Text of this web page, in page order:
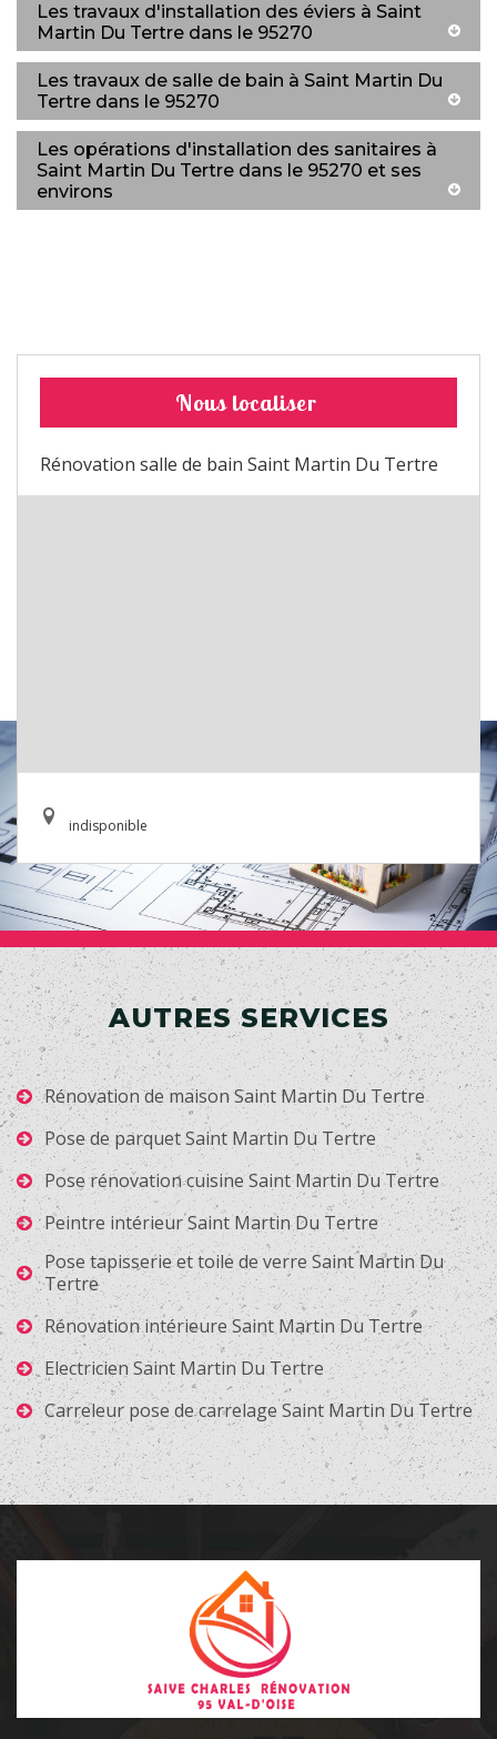
Les travaux d'installation des éviers à Saint
Martin Du Tertre dans le 95270
Les travaux de salle de bain à Saint Martin Du
Tertre dans le 95270
Les opérations d'installation des sanitaires à
Saint Martin Du Tertre dans le 95270 et ses
environs
Nous localiser
Rénovation salle de bain Saint Martin Du Tertre
indisponible
AUTRES SERVICES
Rénovation de maison Saint Martin Du Tertre
Pose de parquet Saint Martin Du Tertre
Pose rénovation cuisine Saint Martin Du Tertre
Peintre intérieur Saint Martin Du Tertre
Pose tapisserie et toile de verre Saint Martin Du
Tertre
Rénovation intérieure Saint Martin Du Tertre
Electricien Saint Martin Du Tertre
Carreleur pose de carrelage Saint Martin Du Tertre